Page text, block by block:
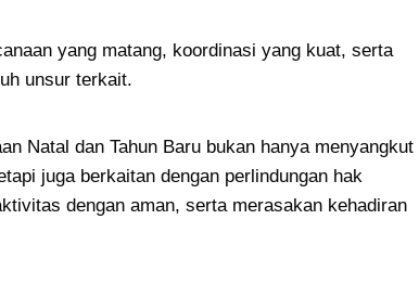
yang matang, koordinasi yang kuat, serta
unsur terkait.
Natal dan Tahun Baru bukan hanya menyangkut
juga berkaitan dengan perlindungan hak
dengan aman, serta merasakan kehadiran